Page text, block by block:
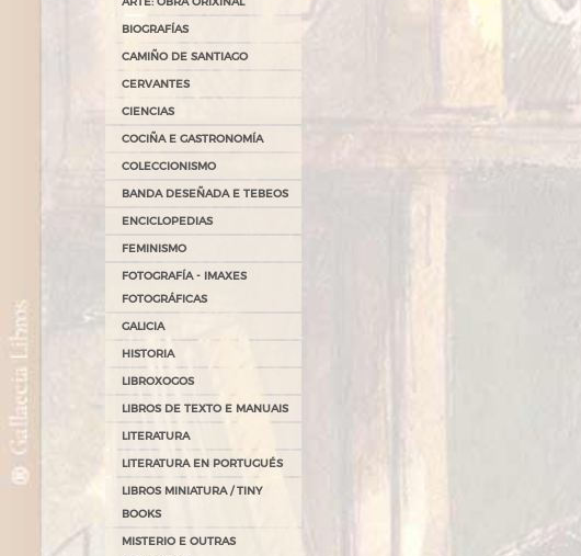
BIOGRAFÍAS
CAMIÑO DE SANTIAGO
CERVANTES
CIENCIAS
COCIÑA E GASTRONOMÍA
COLECCIONISMO
BANDA DESEÑADA E TEBEOS
ENCICLOPEDIAS
FEMINISMO
FOTOGRAFÍA - IMAXES
FOTOGRÁFICAS
GALICIA
HISTORIA
LIBROXOGOS
LIBROS DE TEXTO E MANUAIS
LITERATURA
LITERATURA EN PORTUGUÉS
LIBROS MINIATURA / TINY
BOOKS
MISTERIO E OUTRAS